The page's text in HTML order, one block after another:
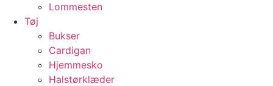
Lommesten
Tøj
Bukser
Cardigan
Hjemmesko
Halstørklæder